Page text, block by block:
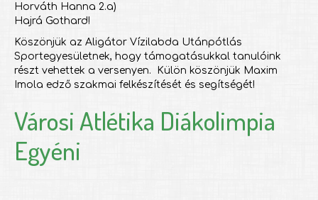
Horváth Hanna 2.a)
Hajrá Gothard!
Köszönjük az Aligátor Vízilabda Utánpótlás
Sportegyesületnek, hogy támogatásukkal tanulóink
részt vehettek a versenyen. Külön köszönjük Maxim
Imola edző szakmai felkészítését és segítségét!
Városi Atlétika Diákolimpia
Egyéni